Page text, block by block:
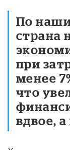
По
страна
при
менее
что
вдвое, а